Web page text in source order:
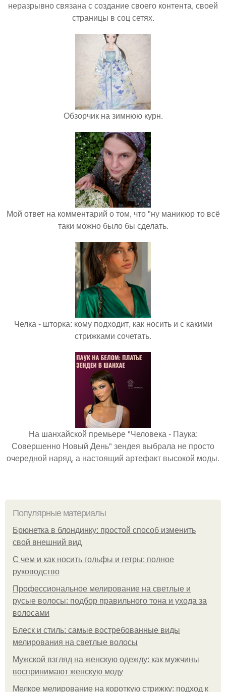
неразрывно связана с создание своего контента, своей
страницы в соц сетях.
Обзорчик на зимнюю курн.
Мой ответ на комментарий о том, что "ну маникюр то всё
таки можно было бы сделать.
Челка - шторка: кому подходит, как носить и с какими
стрижками сочетать.
На шанхайской премьере "Человека - Паука:
Совершенно Новый День" зендея выбрала не просто
очередной наряд, а настоящий артефакт высокой моды.
Популярные материалы
Брюнетка в блондинку: простой способ изменить
свой внешний вид
С чем и как носить гольфы и гетры: полное
руководство
Профессиональное мелирование на светлые и
русые волосы: подбор правильного тона и ухода за
волосами
Блеск и стиль: самые востребованные виды
мелирования на светлые волосы
Мужской взгляд на женскую одежду: как мужчины
воспринимают женскую моду
Мелкое мелирование на короткую стрижку: подход к